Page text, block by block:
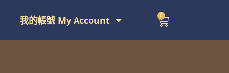
我的帳號 My Account 0
購
物
籃